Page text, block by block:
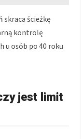
ścieżkę
kontrolę
osób po 40 roku
jest limit